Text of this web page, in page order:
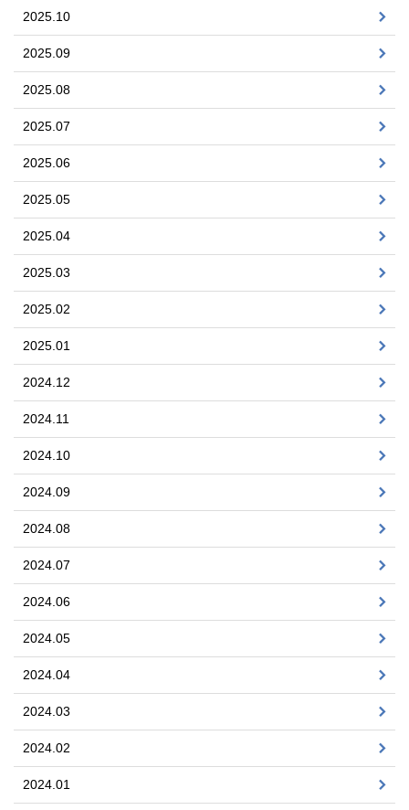
2025.10
2025.09
2025.08
2025.07
2025.06
2025.05
2025.04
2025.03
2025.02
2025.01
2024.12
2024.11
2024.10
2024.09
2024.08
2024.07
2024.06
2024.05
2024.04
2024.03
2024.02
2024.01